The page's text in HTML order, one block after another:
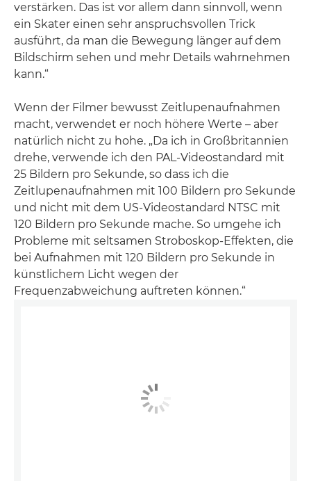
verstärken. Das ist vor allem dann sinnvoll, wenn
ein Skater einen sehr anspruchsvollen Trick
ausführt, da man die Bewegung länger auf dem
Bildschirm sehen und mehr Details wahrnehmen
kann.“
Wenn der Filmer bewusst Zeitlupenaufnahmen
macht, verwendet er noch höhere Werte – aber
natürlich nicht zu hohe. „Da ich in Großbritannien
drehe, verwende ich den PAL-Videostandard mit
25 Bildern pro Sekunde, so dass ich die
Zeitlupenaufnahmen mit 100 Bildern pro Sekunde
und nicht mit dem US-Videostandard NTSC mit
120 Bildern pro Sekunde mache. So umgehe ich
Probleme mit seltsamen Stroboskop-Effekten, die
bei Aufnahmen mit 120 Bildern pro Sekunde in
künstlichem Licht wegen der
Frequenzabweichung auftreten können.“